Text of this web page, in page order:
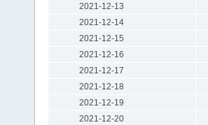
2021-12-13
2021-12-14
2021-12-15
2021-12-16
2021-12-17
2021-12-18
2021-12-19
2021-12-20